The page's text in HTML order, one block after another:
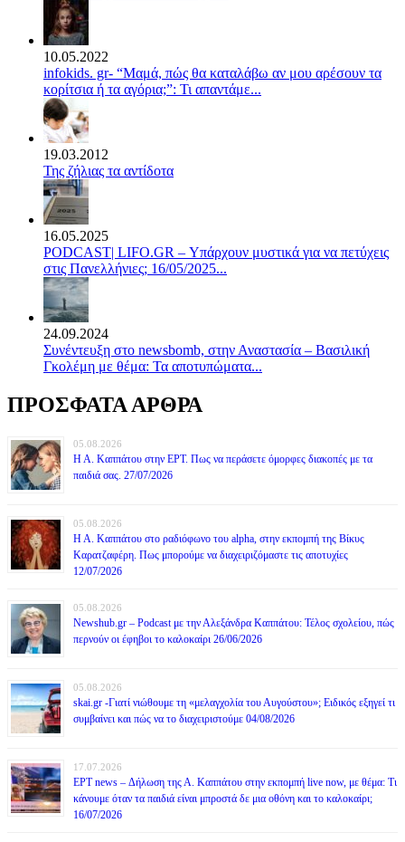
10.05.2022
infokids. gr- “Μαμά, πώς θα καταλάβω αν μου αρέσουν τα
κορίτσια ή τα αγόρια;”: Τι απαντάμε...
19.03.2012
Της ζήλιας τα αντίδοτα
16.05.2025
PODCAST| LIFO.GR – Υπάρχουν μυστικά για να πετύχεις
στις Πανελλήνιες; 16/05/2025...
24.09.2024
Συνέντευξη στο newsbomb, στην Αναστασία – Βασιλική
Γκολέμη με θέμα: Τα αποτυπώματα...
ΠΡΟΣΦΑΤΑ ΑΡΘΡΑ
05.08.2026
Η Α. Καππάτου στην ΕΡΤ. Πως να περάσετε όμορφες διακοπές με τα
παιδιά σας. 27/07/2026
05.08.2026
Η Α. Καππάτου στο ραδιόφωνο του alpha, στην εκπομπή της Βίκυς
Καρατζαφέρη. Πως μπορούμε να διαχειριζόμαστε τις αποτυχίες
12/07/2026
05.08.2026
Newshub.gr – Podcast με την Αλεξάνδρα Καππάτου: Τέλος σχολείου, πώς
περνούν οι έφηβοι το καλοκαίρι 26/06/2026
05.08.2026
skai.gr -Γιατί νιώθουμε τη «μελαγχολία του Αυγούστου»; Ειδικός εξηγεί τι
συμβαίνει και πώς να το διαχειριστούμε 04/08/2026
17.07.2026
ΕΡΤ news – Δήλωση της Α. Καππάτου στην εκπομπή live now, με θέμα: Τι
κάνουμε όταν τα παιδιά είναι μπροστά δε μια οθόνη και το καλοκαίρι;
16/07/2026